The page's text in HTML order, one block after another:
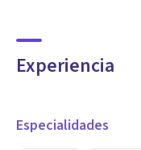
Experiencia
Especialidades